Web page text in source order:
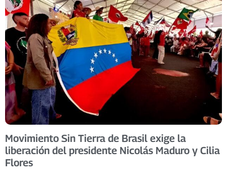
Movimiento Sin Tierra de Brasil exige la
liberación del presidente Nicolás Maduro y Cilia
Flores